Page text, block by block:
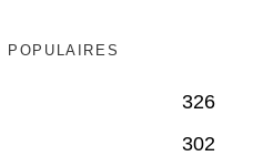
POPULAIRES
326
302